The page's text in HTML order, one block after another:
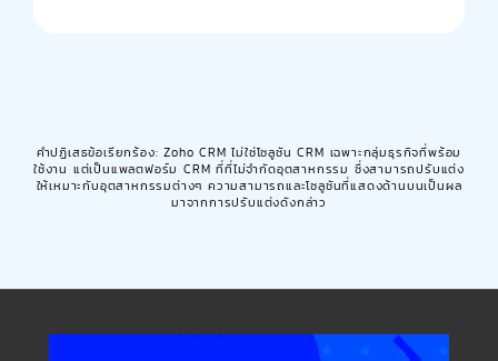
คำปฏิเสธข้อเรียกร้อง: Zoho CRM ไม่ใช่โซลูชัน CRM เฉพาะกลุ่มธุรกิจที่พร้อม
ใช้งาน แต่เป็นแพลตฟอร์ม CRM ที่ที่ไม่จำกัดอุตสาหกรรม ซึ่งสามารถปรับแต่ง
ให้เหมาะกับอุตสาหกรรมต่างๆ ความสามารถและโซลูชันที่แสดงด้านบนเป็นผล
มาจากการปรับแต่งดังกล่าว